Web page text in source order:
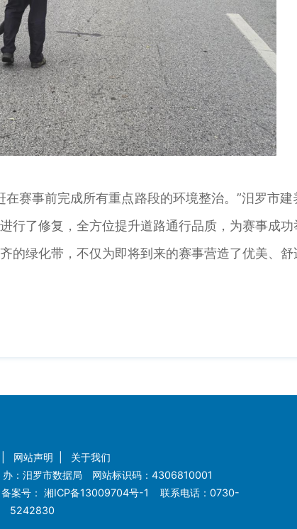
事前完成所有重点路段的环境整治。”汨罗市建
了修复，全方位提升道路通行品质，为赛事成功
绿化带，不仅为即将到来的赛事营造了优美、舒
网站声明
关于我们
：汨罗市数据局 网站标识码：4306810001
备案号： 湘ICP备13009704号-1
联系电话：0730-
5242830